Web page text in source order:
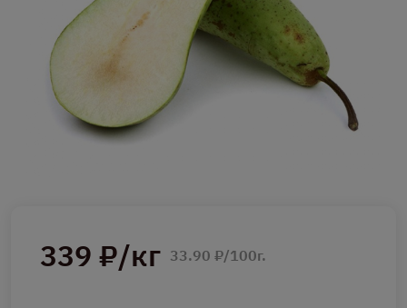
339 ₽/кг 33.90 ₽/100г.